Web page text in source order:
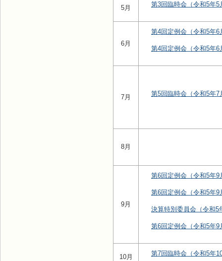
5月 第3回臨時会（令和5年5
6月
第4回定例会（令和5年6
第4回定例会（令和5年6
7月 第5回臨時会（令和5年7
8月
9月
第6回定例会（令和5年9
第6回定例会（令和5年9
決算特別委員会（令和5
第6回定例会（令和5年9
10月 第7回臨時会（令和5年